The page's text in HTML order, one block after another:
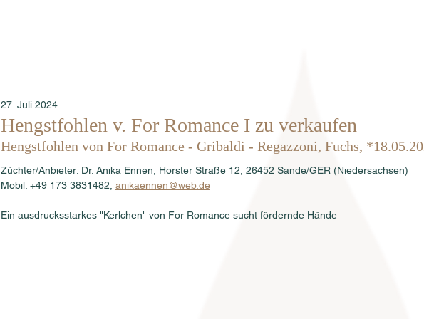
Hengstfohlen v. For Romance I zu verkaufen
27. Juli 2024
Hengstfohlen von For Romance - Gribaldi - Regazzoni, Fuchs,
Züchter/Anbieter: Dr. Anika Ennen, Horster Straße 12, 26452 Sande/GER (Niedersachsen)
Mobil: +49 173 3831482, anikaennen@web.de
Ein ausdrucksstarkes "Kerlchen" von For Romance sucht fördernde Hände